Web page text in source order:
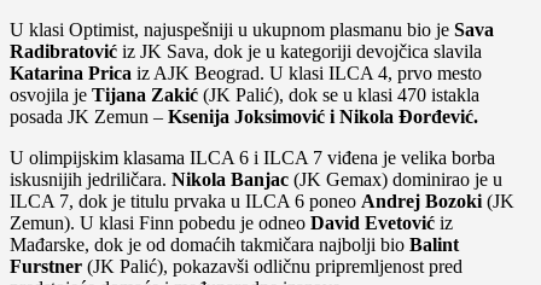
U klasi Optimist, najuspešniji u ukupnom plasmanu bio je Sava
Radibratović iz JK Sava, dok je u kategoriji devojčica slavila
Katarina Prica iz AJK Beograd. U klasi ILCA 4, prvo mesto
osvojila je Tijana Zakić (JK Palić), dok se u klasi 470 istakla
posada JK Zemun – Ksenija Joksimović i Nikola Đorđević.
U olimpijskim klasama ILCA 6 i ILCA 7 viđena je velika borba
iskusnijih jedriličara. Nikola Banjac (JK Gemax) dominirao je u
ILCA 7, dok je titulu prvaka u ILCA 6 poneo Andrej Bozoki (JK
Zemun). U klasi Finn pobedu je odneo David Evetović iz
Mađarske, dok je od domaćih takmičara najbolji bio Balint
Furstner (JK Palić), pokazavši odličnu pripremljenost pred